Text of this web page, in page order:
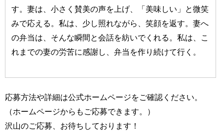
す。妻は、小さく賛美の声を上げ、「美味しい」と微笑
みで応える。私は、少し照れながら、笑顔を返す。妻へ
の弁当は、そんな瞬間と会話を紡いでくれる。私は、こ
れまでの妻の労苦に感謝し、弁当を作り続けて行く。
応募方法や詳細は公式ホームページをご確認ください。
（ホームページからもご応募できます。）
沢山のご応募、お待ちしております！